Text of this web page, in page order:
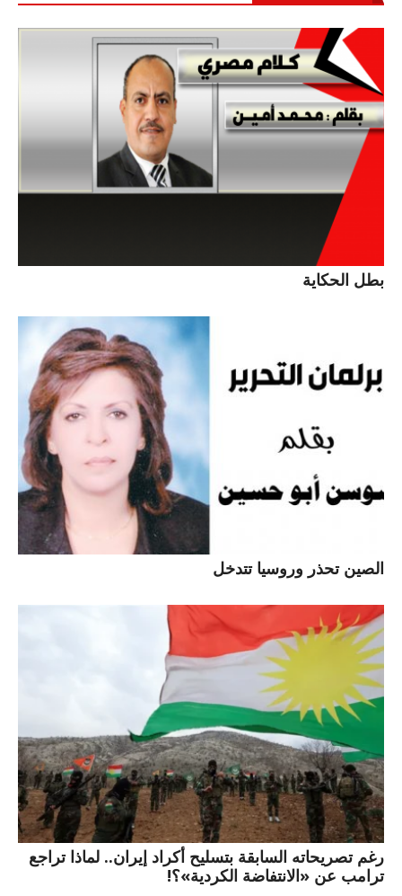
بطل الحكاية
الصين تحذر وروسيا تتدخل
رغم تصريحاته السابقة بتسليح أكراد إيران.. لماذا تراجع
ترامب عن «الانتفاضة الكردية»؟!